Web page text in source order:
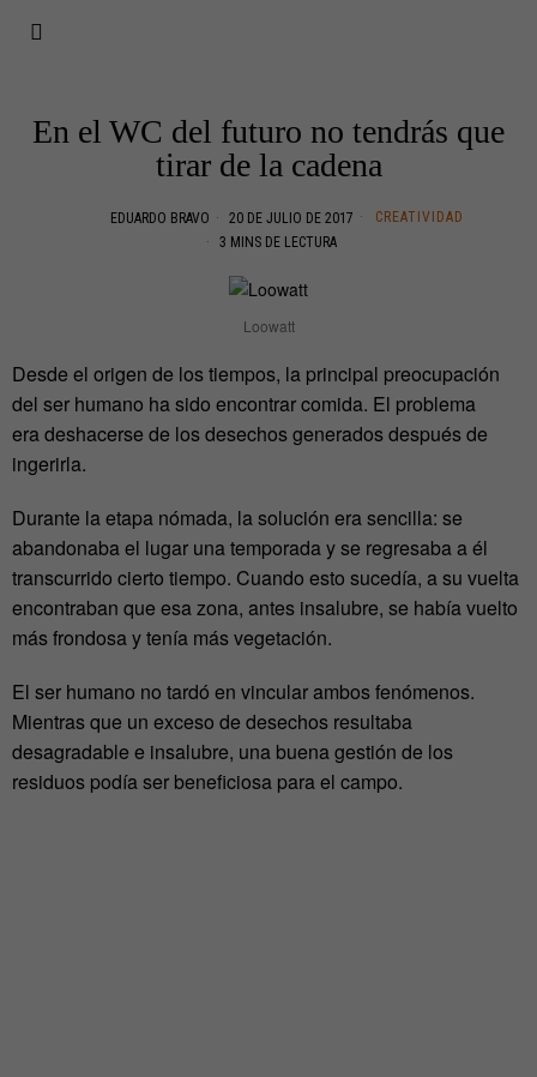
En el WC del futuro no tendrás que
tirar de la cadena
EDUARDO BRAVO 20 DE JULIO DE 2017
CREATIVIDAD
3 MINS DE LECTURA
Loowatt
Desde el origen de los tiempos, la principal preocupación
del ser humano ha sido encontrar comida. El problema
era deshacerse de los desechos generados después de
ingerirla.
Durante la etapa nómada, la solución era sencilla: se
abandonaba el lugar una temporada y se regresaba a él
transcurrido cierto tiempo. Cuando esto sucedía, a su vuelta
encontraban que esa zona, antes insalubre, se había vuelto
más frondosa y tenía más vegetación.
El ser humano no tardó en vincular ambos fenómenos.
Mientras que un exceso de desechos resultaba
desagradable e insalubre, una buena gestión de los
residuos podía ser beneficiosa para el campo.